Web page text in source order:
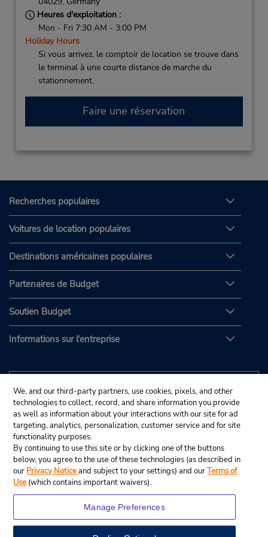
Heures d'exploitation :
Mon - Fri 7:30 AM - 3:00 PM
Holiday Hours
Si vous arrivez, le comptoir de location se trouve dans
le terminal à une courte distance de marche du
stationnement.
Faire une réservation
Recherches populaires
Voitures de location populaires
Destinations américaines populaires
Partenaires de Budget
Soutien Budget
Informations sur l'entreprise
We, and our third-party partners, use cookies, pixels, and other
technologies to collect, record, and share information you provide
as well as information about your interactions with our site for ad
targeting, analytics, personalization, customer service and for site
functionality purposes.
By continuing to use this site or by clicking one of the buttons
below, you agree to the use of these technologies (as described in
our Privacy Noticeand subject to your settings) and ourTerms of
Use (which contains important waivers).
Manage Preferences